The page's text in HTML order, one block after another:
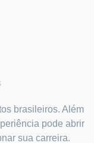
brasileiros. Além
pode abrir
sua carreira.